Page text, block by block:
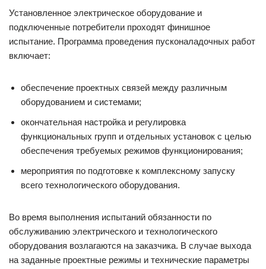
Установленное электрическое оборудование и
подключенные потребители проходят финишное
испытание. Программа проведения пусконаладочных работ
включает:
обеспечение проектных связей между различным
оборудованием и системами;
окончательная настройка и регулировка
функциональных групп и отдельных установок с целью
обеспечения требуемых режимов функционирования;
мероприятия по подготовке к комплексному запуску
всего технологического оборудования.
Во время выполнения испытаний обязанности по
обслуживанию электрического и технологического
оборудования возлагаются на заказчика. В случае выхода
на заданные проектные режимы и технические параметры